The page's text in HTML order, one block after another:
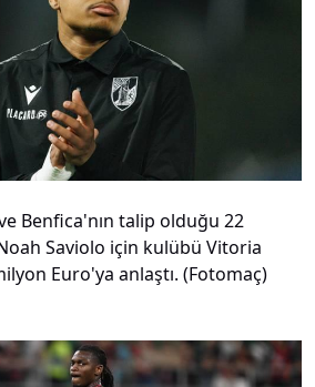
Benfica'nın talip olduğu 22
Saviolo için kulübü Vitoria
Euro'ya anlaştı. (Fotomaç)